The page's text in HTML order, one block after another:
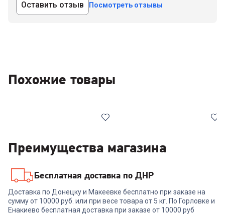
Оставить отзыв Посмотреть отзывы
Похожие товары
Стиральная машина LG
F4V5VS9B
Стиральная машина
SAMSUNG
WW80AG6S28AELP
Преимущества магазина
Бесплатная доставка по ДНР
Доставка по Донецку и Макеевке бесплатно при заказе на
сумму от 10000 руб. или при весе товара от 5 кг. По Горловке и
Енакиево бесплатная доставка при заказе от 10000 руб